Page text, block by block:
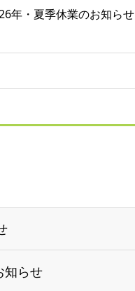
年・夏季休業のお知らせ
知らせ